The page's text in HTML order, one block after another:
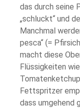
das durch seine
„schluckt“ und
Manchmal
pesca“ (=
macht diese
Flüssigkeiten
Fettspritzer
dass umgehend